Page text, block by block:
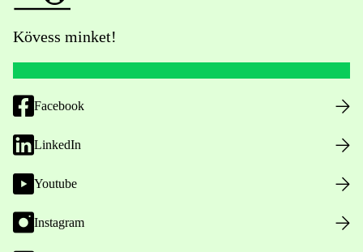
Kövess minket!
Facebook
LinkedIn
Youtube
Instagram